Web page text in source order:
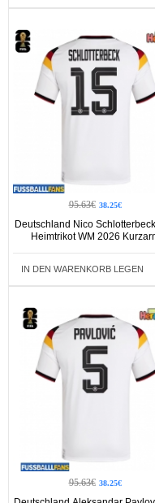
95.63€ 38.25€
Deutschland Nico
Heimtrikot WM 2026
IN DEN WARENKORB LEGEN
95.63€ 38.25€